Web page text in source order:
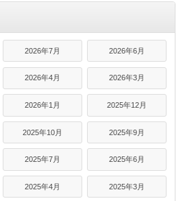
2026年7月 2026年6月
2026年4月 2026年3月
2026年1月 2025年12月
2025年10月 2025年9月
2025年7月 2025年6月
2025年4月 2025年3月